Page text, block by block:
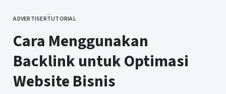
CATEGORY
ADVERTISERTUTORIAL
Cara Menggunakan
Backlink untuk Optimasi
Website Bisnis